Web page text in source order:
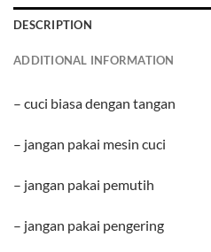
DESCRIPTION
ADDITIONAL INFORMATION
– cuci biasa dengan tangan
– jangan pakai mesin cuci
– jangan pakai pemutih
– jangan pakai pengering